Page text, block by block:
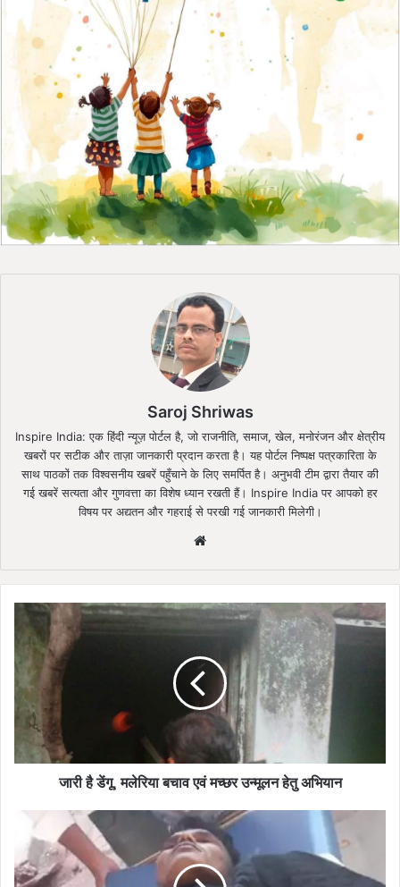
Saroj Shriwas
Inspire India: एक हिंदी न्यूज़ पोर्टल है, जो राजनीति, समाज, खेल, मनोरंजन और क्षेत्रीय
खबरों पर सटीक और ताज़ा जानकारी प्रदान करता है। यह पोर्टल निष्पक्ष पत्रकारिता के
साथ पाठकों तक विश्वसनीय खबरें पहुँचाने के लिए समर्पित है। अनुभवी टीम द्वारा तैयार की
गई खबरें सत्यता और गुणवत्ता का विशेष ध्यान रखती हैं। Inspire India पर आपको हर
विषय पर अद्यतन और गहराई से परखी गई जानकारी मिलेगी।
डेंगू,
मलेरिया
बचाव
मच्छर
उन्मूलन
हेतु
जारी है डेंगू, मलेरिया बचाव एवं मच्छर उन्मूलन हेतु अभियान
मैरिज
दो